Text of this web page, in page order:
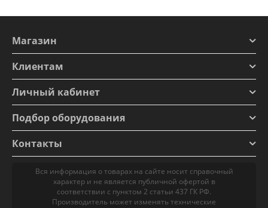
Магазин
Клиентам
Личный кабинет
Подбор оборудования
Контакты
Вся информация о товарах на сайте носит справочный
характер и не является публичной офертой в
соответствии с пунктом 2 статьи 437 ГК РФ.
Производитель может изменять технические